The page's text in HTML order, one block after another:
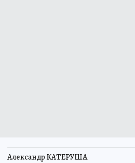
Александр КАТЕРУША